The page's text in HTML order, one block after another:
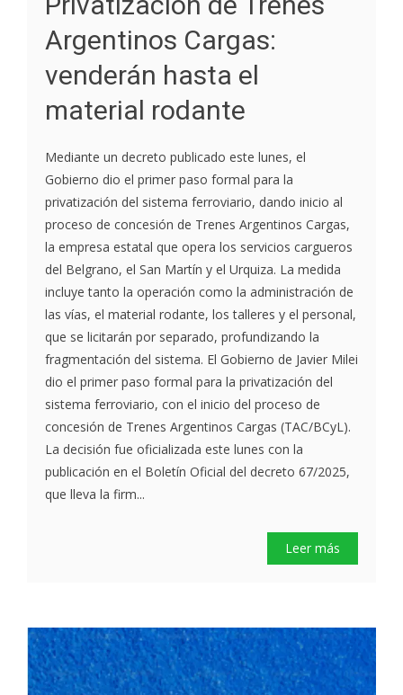
Argentinos Cargas:
venderán hasta el
material rodante
Mediante un decreto publicado este lunes, el
Gobierno dio el primer paso formal para la
privatización del sistema ferroviario, dando inicio al
proceso de concesión de Trenes Argentinos Cargas,
la empresa estatal que opera los servicios cargueros
del Belgrano, el San Martín y el Urquiza. La medida
incluye tanto la operación como la administración de
las vías, el material rodante, los talleres y el personal,
que se licitarán por separado, profundizando la
fragmentación del sistema. El Gobierno de Javier Milei
dio el primer paso formal para la privatización del
sistema ferroviario, con el inicio del proceso de
concesión de Trenes Argentinos Cargas (TAC/BCyL).
La decisión fue oficializada este lunes con la
publicación en el Boletín Oficial del decreto 67/2025,
que lleva la firm...
Leer más